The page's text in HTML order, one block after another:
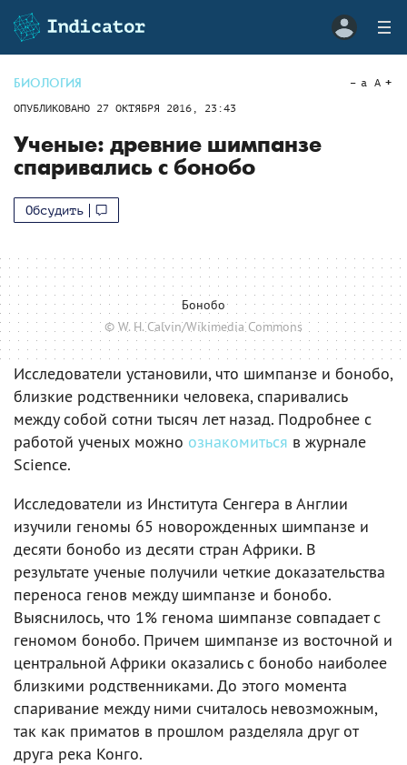
БИОЛОГИЯ
ОПУБЛИКОВАНО 27 ОКТЯБРЯ 2016, 23:43
a A
Ученые: древние шимпанзе
спаривались с бонобо
Обсудить
Бонобо
© W. H. Calvin/Wikimedia Commons
Исследователи установили, что шимпанзе и бонобо,
близкие родственники человека, спаривались
между собой сотни тысяч лет назад. Подробнее с
работой ученых можно ознакомиться в журнале
Science.
Исследователи из Института Сенгера в Англии
изучили геномы 65 новорожденных шимпанзе и
десяти бонобо из десяти стран Африки. В
результате ученые получили четкие доказательства
переноса генов между шимпанзе и бонобо.
Выяснилось, что 1% генома шимпанзе совпадает с
геномом бонобо. Причем шимпанзе из восточной и
центральной Африки оказались с бонобо наиболее
близкими родственниками. До этого момента
спаривание между ними считалось невозможным,
так как приматов в прошлом разделяла друг от
друга река Конго.